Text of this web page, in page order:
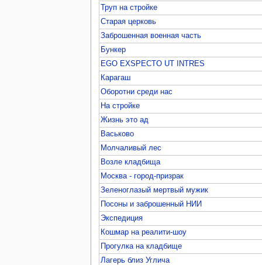
Труп на стройке
Старая церковь
Заброшенная военная часть
Бункер
EGO EXSPECTO UT INTRES
Карагаш
Оборотни среди нас
На стройке
Жизнь это ад
Васьково
Молчаливый лес
Возле кладбища
Москва - город-призрак
Зеленоглазый мертвый мужик
Посоны и заброшенный НИИ
Экспедиция
Кошмар на реалити-шоу
Прогулка на кладбище
Лагерь близ Углича